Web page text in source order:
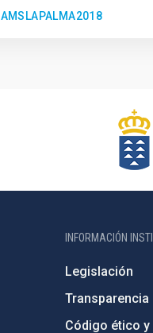
AMSLAPALMA2018
INFORMACIÓN
Legislación
Transparencia
Código ético